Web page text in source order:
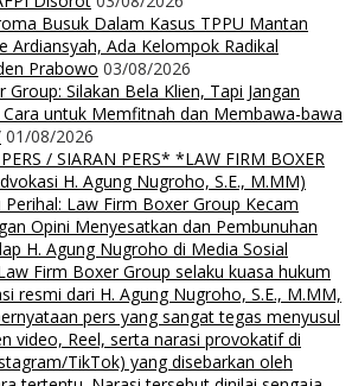
Busuk Dalam Kasus TPPU Mantan
Ardiansyah, Ada Kelompok Radikal
Prabowo 03/08/2026
Group: Silakan Bela Klien, Tapi Jangan
Cara untuk Memfitnah dan Membawa-bawa
01/08/2026
/ SIARAN PERS* *LAW FIRM BOXER
H. Agung Nugroho, S.E., M.MM)
Law Firm Boxer Group Kecam
Opini Menyesatkan dan Pembunuhan
H. Agung Nugroho di Media Sosial
Firm Boxer Group selaku kuasa hukum
resmi dari H. Agung Nugroho, S.E., M.MM,
pers yang sangat tegas menyusul
video, Reel, serta narasi provokatif di
TikTok) yang disebarkan oleh